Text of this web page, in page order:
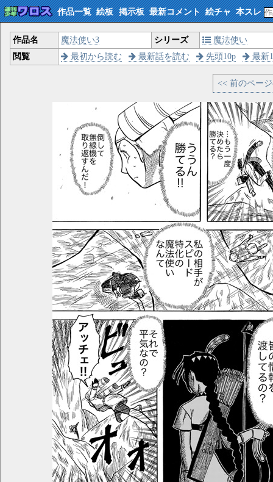
作品一覧 絵板 掲示板 最新コメント 絵チャ 本スレ
作品名 魔法使い3 シリーズ
魔法使い
閲覧
最初から読む 最新話を読む 先頭10p 最新
<< 前のペー